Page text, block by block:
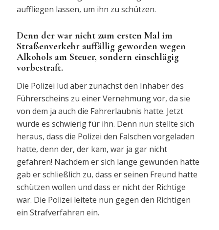
auffliegen lassen, um ihn zu schützen.
Denn der war nicht zum ersten Mal im
Straßenverkehr auffällig geworden wegen
Alkohols am Steuer, sondern einschlägig
vorbestraft.
Die Polizei lud aber zunächst den Inhaber des
Führerscheins zu einer Vernehmung vor, da sie
von dem ja auch die Fahrerlaubnis hatte. Jetzt
wurde es schwierig für ihn. Denn nun stellte sich
heraus, dass die Polizei den Falschen vorgeladen
hatte, denn der, der kam, war ja gar nicht
gefahren! Nachdem er sich lange gewunden hatte
gab er schließlich zu, dass er seinen Freund hatte
schützen wollen und dass er nicht der Richtige
war. Die Polizei leitete nun gegen den Richtigen
ein Strafverfahren ein.